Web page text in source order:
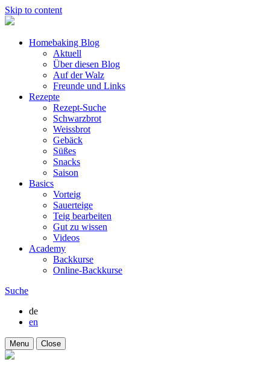
Skip to content
Homebaking Blog
Aktuell
Über diesen Blog
Auf der Walz
Freunde und Links
Rezepte
Rezept-Suche
Schwarzbrot
Weissbrot
Gebäck
Süßes
Snacks
Saison
Basics
Vorteig
Sauerteige
Teig bearbeiten
Gut zu wissen
Videos
Academy
Backkurse
Online-Backkurse
Suche
de
en
Menu Close